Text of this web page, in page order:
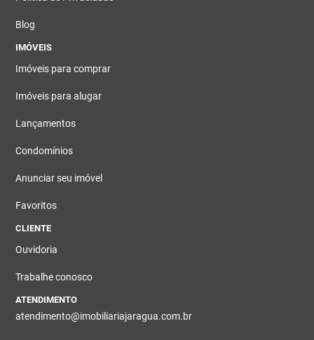
Blog
IMÓVEIS
Imóveis para comprar
Imóveis para alugar
Lançamentos
Condomínios
Anunciar seu imóvel
Favoritos
CLIENTE
Ouvidoria
Trabalhe conosco
ATENDIMENTO
atendimento@imobiliariajaragua.com.br